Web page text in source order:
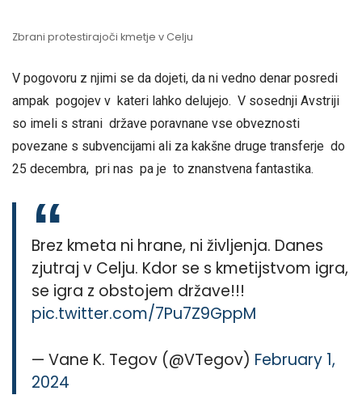
Zbrani protestirajoči kmetje v Celju
V pogovoru z njimi se da dojeti, da ni vedno denar posredi
ampak pogojev v kateri lahko delujejo. V sosednji Avstriji
so imeli s strani države poravnane vse obveznosti
povezane s subvencijami ali za kakšne druge transferje do
25 decembra, pri nas pa je to znanstvena fantastika.
Brez kmeta ni hrane, ni življenja. Danes
zjutraj v Celju. Kdor se s kmetijstvom igra,
se igra z obstojem države!!!
pic.twitter.com/7Pu7Z9GppM
— Vane K. Tegov (@VTegov) February 1,
2024